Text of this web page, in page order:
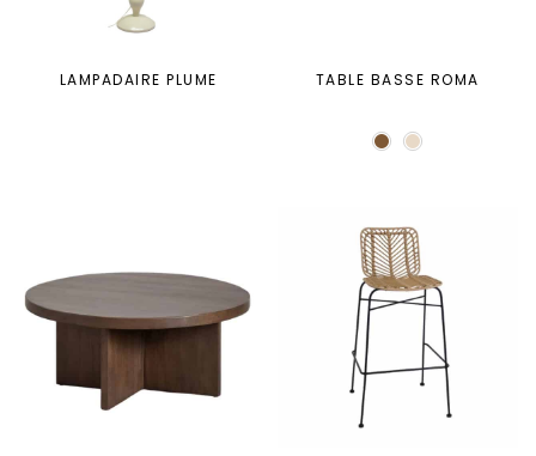
LAMPADAIRE PLUME TABLE BASSE ROMA